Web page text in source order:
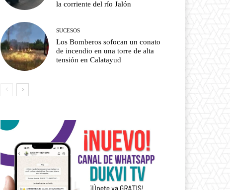
la corriente del río Jalón
SUCESOS
Los Bomberos sofocan un conato
de incendio en una torre de alta
tensión en Calatayud